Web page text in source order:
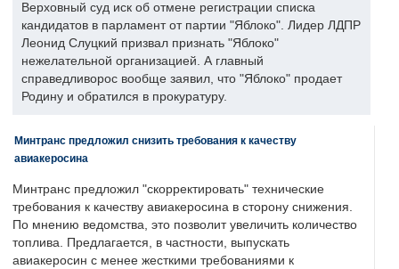
Верховный суд иск об отмене регистрации списка
кандидатов в парламент от партии "Яблоко". Лидер ЛДПР
Леонид Слуцкий призвал признать "Яблоко"
нежелательной организацией. А главный
справедливорос вообще заявил, что "Яблоко" продает
Родину и обратился в прокуратуру.
Минтранс предложил снизить требования к качеству
авиакеросина
Минтранс предложил "скорректировать" технические
требования к качеству авиакеросина в сторону снижения.
По мнению ведомства, это позволит увеличить количество
топлива. Предлагается, в частности, выпускать
авиакеросин с менее жесткими требованиями к